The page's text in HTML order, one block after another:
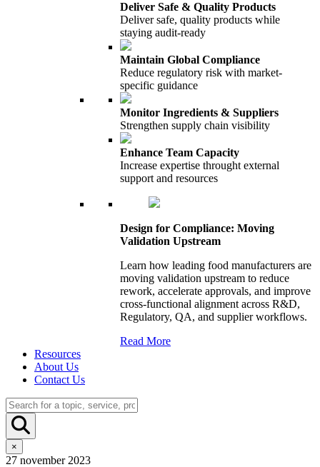
Deliver Safe & Quality Products
Deliver safe, quality products while
staying audit-ready
Maintain Global Compliance
Reduce regulatory risk with market-
specific guidance
Monitor Ingredients & Suppliers
Strengthen supply chain visibility
Enhance Team Capacity
Increase expertise throught external
support and resources
Design for Compliance: Moving
Validation Upstream
Learn how leading food manufacturers are
moving validation upstream to reduce
rework, accelerate approvals, and improve
cross-functional alignment across R&D,
Regulatory, QA, and supplier workflows.
Read More
Resources
About Us
Contact Us
×
27 november 2023